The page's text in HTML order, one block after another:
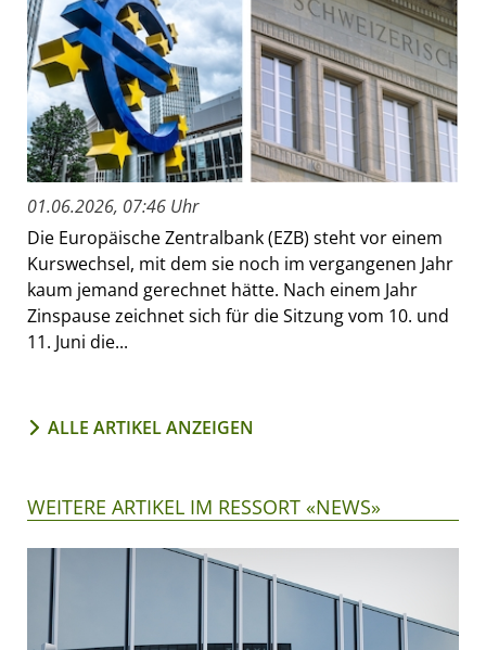
01.06.2026, 07:46 Uhr
Die Europäische Zentralbank (EZB) steht vor einem
Kurswechsel, mit dem sie noch im vergangenen Jahr
kaum jemand gerechnet hätte. Nach einem Jahr
Zinspause zeichnet sich für die Sitzung vom 10. und
11. Juni die...
ALLE ARTIKEL ANZEIGEN
WEITERE ARTIKEL IM RESSORT «NEWS»